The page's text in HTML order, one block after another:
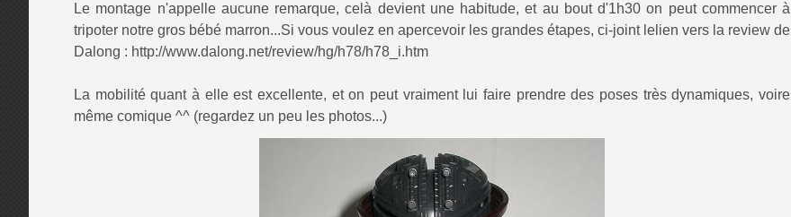
Le montage n'appelle aucune remarque, celà devient une habitude, et au bout d'1h30 on peut commencer à
tripoter notre gros bébé marron...Si vous voulez en apercevoir les grandes étapes, ci-joint lelien vers la review de
Dalong : http://www.dalong.net/review/hg/h78/h78_i.htm
La mobilité quant à elle est excellente, et on peut vraiment lui faire prendre des poses très dynamiques, voire
même comique ^^ (regardez un peu les photos...)